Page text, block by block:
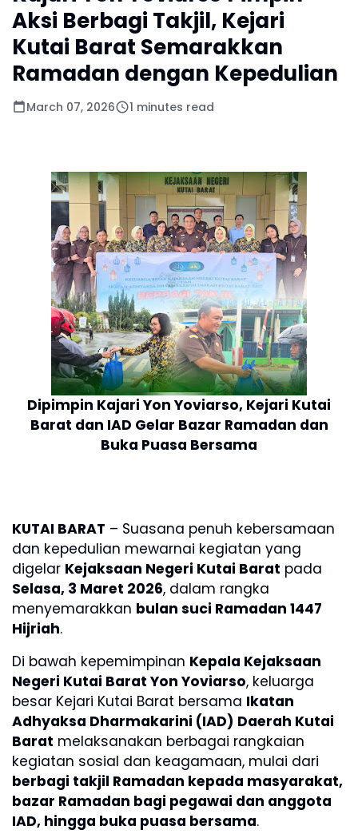
Aksi Berbagi Takjil, Kejari
Kutai Barat Semarakkan
Ramadan dengan Kepedulian
March 07, 2026 1 minutes read
Dipimpin Kajari Yon Yoviarso, Kejari Kutai
Barat dan IAD Gelar Bazar Ramadan dan
Buka Puasa Bersama
KUTAI BARAT – Suasana penuh kebersamaan
dan kepedulian mewarnai kegiatan yang
digelar Kejaksaan Negeri Kutai Barat pada
Selasa, 3 Maret 2026, dalam rangka
menyemarakkan bulan suci Ramadan 1447
Hijriah.
Di bawah kepemimpinan Kepala Kejaksaan
Negeri Kutai Barat Yon Yoviarso, keluarga
besar Kejari Kutai Barat bersama Ikatan
Adhyaksa Dharmakarini (IAD) Daerah Kutai
Barat melaksanakan berbagai rangkaian
kegiatan sosial dan keagamaan, mulai dari
berbagi takjil Ramadan kepada masyarakat,
bazar Ramadan bagi pegawai dan anggota
IAD, hingga buka puasa bersama.